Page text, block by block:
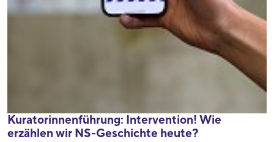
Kuratorinnenführung: Intervention! Wie
erzählen wir NS-Geschichte heute?